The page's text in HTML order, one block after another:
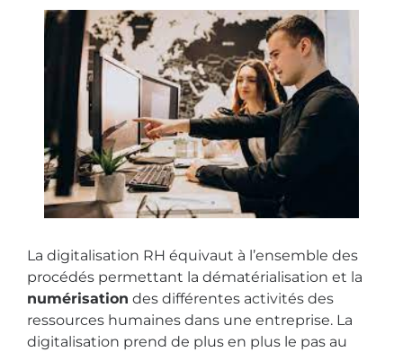
La digitalisation RH équivaut à l’ensemble des
procédés permettant la dématérialisation et la
numérisation des différentes activités des
ressources humaines dans une entreprise. La
digitalisation prend de plus en plus le pas au